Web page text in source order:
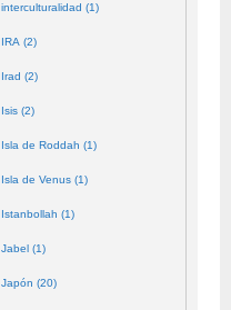
interculturalidad (1)
IRA (2)
Irad (2)
Isis (2)
Isla de Roddah (1)
Isla de Venus (1)
Istanbollah (1)
Jabel (1)
Japón (20)